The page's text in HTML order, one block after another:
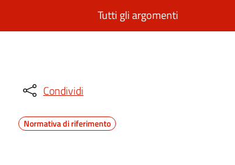
Tutti gli argomenti
Condividi
Normativa di riferimento